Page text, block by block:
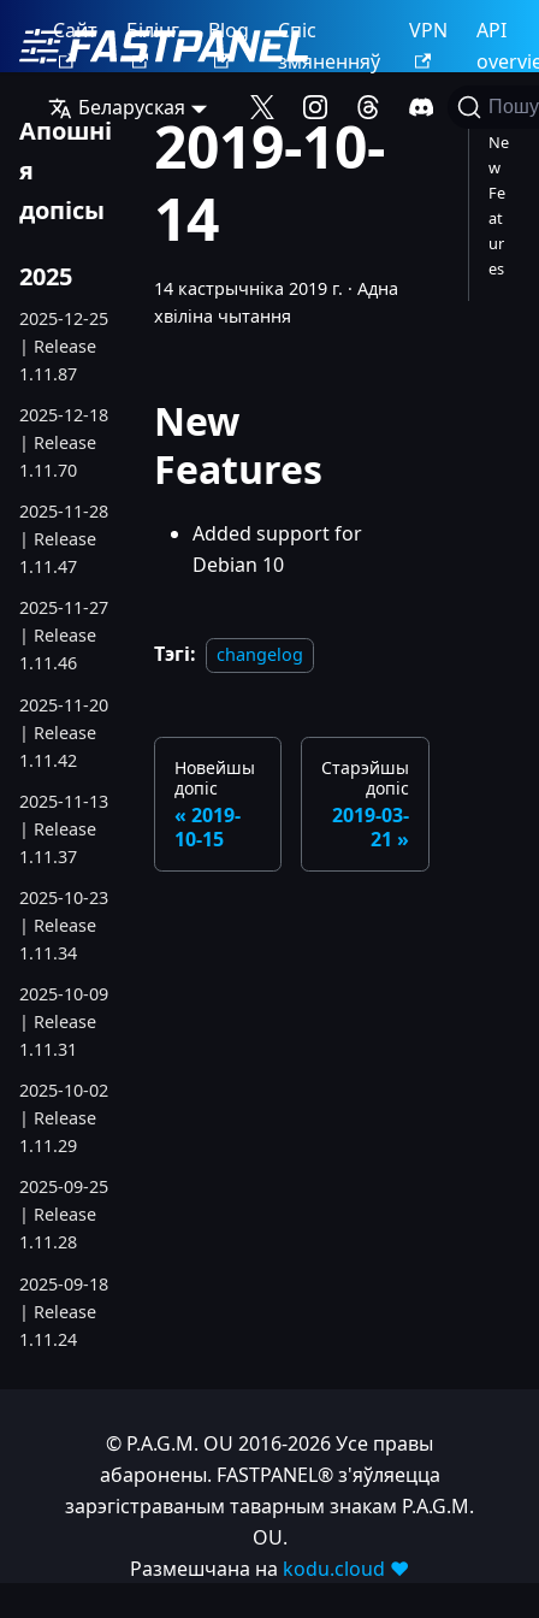
Сайт Білінг Blog
Спіс
змяненняў
VPN
API
Беларуская
Апошні
я
допісы
2025
2025-12-25
| Release
1.11.87
2025-12-18
| Release
1.11.70
2025-11-28
| Release
1.11.47
2025-11-27
| Release
1.11.46
2025-11-20
| Release
1.11.42
2025-11-13
| Release
1.11.37
2025-10-23
| Release
1.11.34
2025-10-09
| Release
1.11.31
2025-10-02
| Release
1.11.29
2025-09-25
| Release
1.11.28
2025-09-18
| Release
1.11.24
2025-07-17
| Release
2019-10-
14
14 кастрычніка 2019 г. · Адна
хвіліна чытання
New
Features
Added support for
Debian 10
Тэгі: changelog
Новейшы
допіс
2019-
10-15
Старэйшы
допіс
2019-03-
21
Ne
w
Fe
at
ur
es
© P.A.G.M. OU 2016-2026 Усе правы
абаронены. FASTPANEL® з'яўляецца
зарэгістраваным таварным знакам P.A.G.M.
OU.
Размешчана на kodu.cloud ❤️